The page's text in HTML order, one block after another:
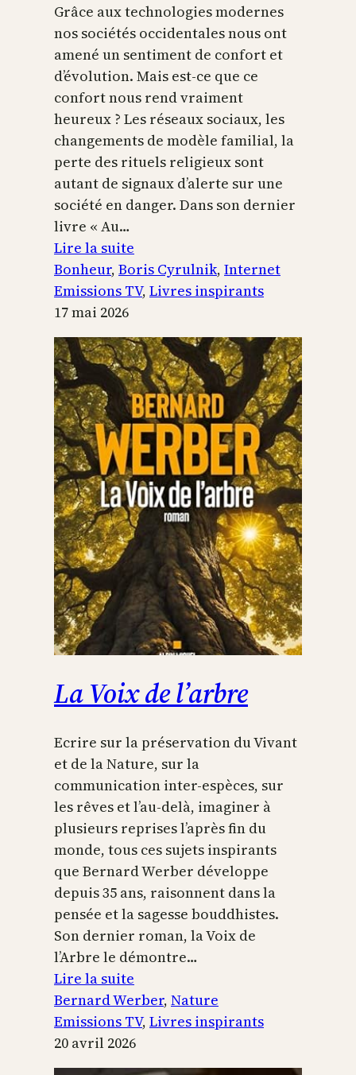
Grâce aux technologies modernes
nos sociétés occidentales nous ont
amené un sentiment de confort et
d’évolution. Mais est-ce que ce
confort nous rend vraiment
heureux ? Les réseaux sociaux, les
changements de modèle familial, la
perte des rituels religieux sont
autant de signaux d’alerte sur une
société en danger. Dans son dernier
livre « Au…
Lire la suite
Boris
Cyrulnik,
petits
bonheurs
Bonheur, Boris Cyrulnik, Internet
Emissions TV, Livres inspirants
17 mai 2026
La Voix de l’arbre
Ecrire sur la préservation du Vivant
et de la Nature, sur la
communication inter-espèces, sur
les rêves et l’au-delà, imaginer à
plusieurs reprises l’après fin du
monde, tous ces sujets inspirants
que Bernard Werber développe
depuis 35 ans, raisonnent dans la
pensée et la sagesse bouddhistes.
Son dernier roman, la Voix de
l’Arbre le démontre…
Lire la suite
La
Voix
de
l’arbre
Bernard Werber, Nature
Emissions TV, Livres inspirants
20 avril 2026